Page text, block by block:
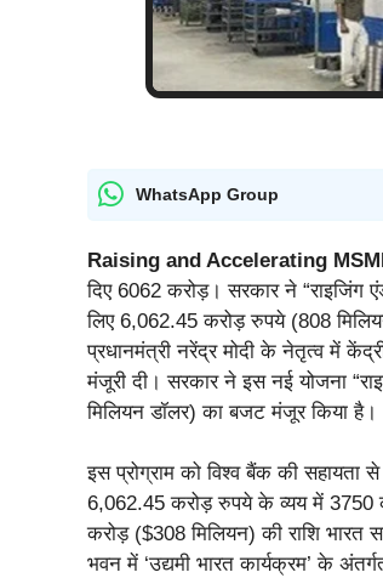
WhatsApp Group
Raising and Accelerating
दिए 6062 करोड़। सरकार ने “राइजिंग
लिए 6,062.45 करोड़ रुपये (808
प्रधानमंत्री नरेंद्र मोदी के नेतृत्व में
मंजूरी दी। सरकार ने इस नई योजना
मिलियन डॉलर) का बजट मंजूर किया है।
इस प्रोग्राम को विश्व बैंक की सहायता
6,062.45 करोड़ रुपये के व्यय में 3750
करोड़ ($308 मिलियन) की राशि भारत
भवन में ‘उद्यमी भारत कार्यक्रम’ के